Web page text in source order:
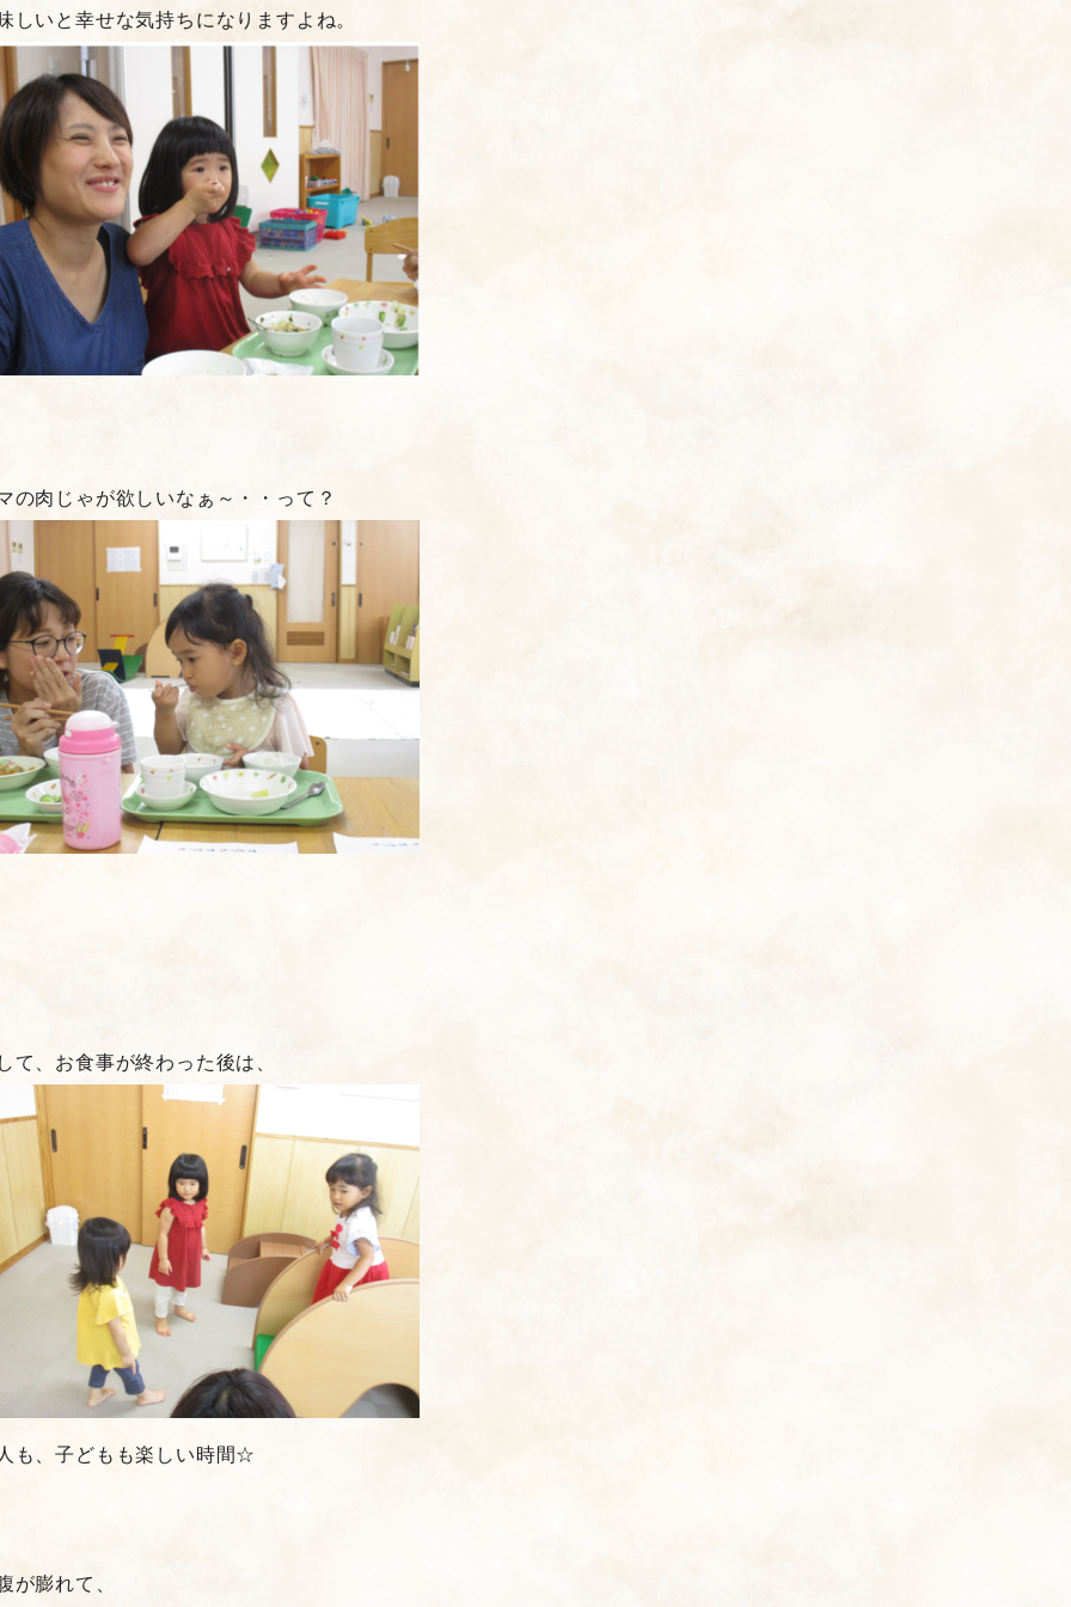
しいと幸せな気持ちになりますよね。
の肉じゃが欲しいなぁ～・・って？
て、お食事が終わった後は、
も、子どもも楽しい時間☆
が膨れて、